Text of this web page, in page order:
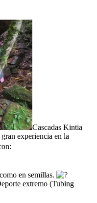
Cascadas Kintia
experiencia en la
en semillas.
extremo (Tubing